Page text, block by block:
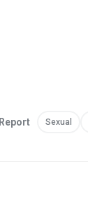
Report Sexual